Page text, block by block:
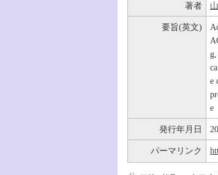
著者
要旨(英文)
e
e
発行年月日
パーマリンク